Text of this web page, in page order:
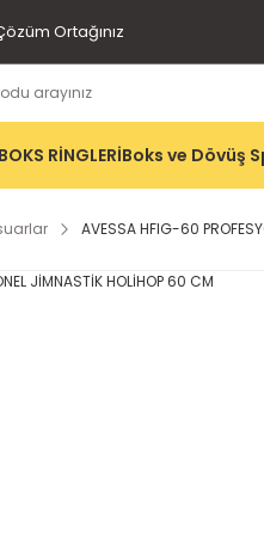
Ortağınız
BOKS RİNGLERİBoks ve Dövüş
AVESSA HFIG-60